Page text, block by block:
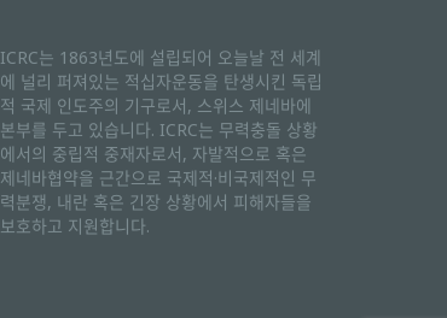
ICRC는 1863년도에 설립되어 오늘날 전 세계
에 널리 퍼져있는 적십자운동을 탄생시킨 독립
적 국제 인도주의 기구로서, 스위스 제네바에
본부를 두고 있습니다. ICRC는 무력충돌 상황
에서의 중립적 중재자로서, 자발적으로 혹은
제네바협약을 근간으로 국제적·비국제적인 무
력분쟁, 내란 혹은 긴장 상황에서 피해자들을
보호하고 지원합니다.